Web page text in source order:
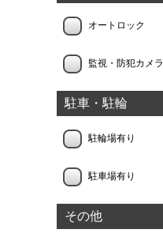
オートロック
監視・防犯カメラ
駐車・駐輪
駐輪場有り
駐車場有り
その他